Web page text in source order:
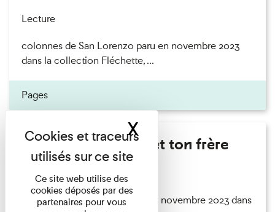
Lecture
colonnes de San Lorenzo paru en novembre 2023
dans la collection Fléchette, ...
Pages
Marie Cosnay - Toi et ton frère
Lecture
ouvrage Toi et ton frère paru en novembre 2023 dans
Ce site web utilise des
cookies déposés par des
partenaires pour vous
XMasquer le